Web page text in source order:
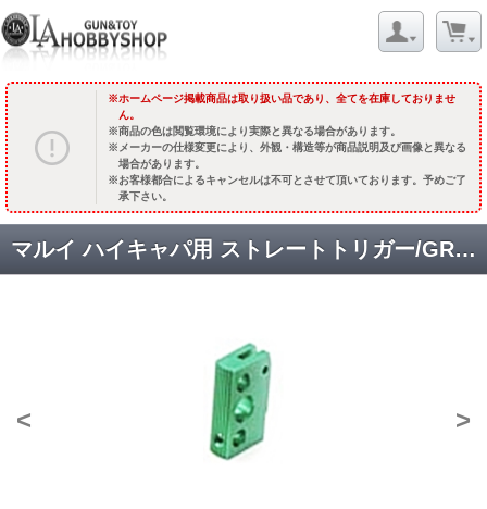
ホームページ掲載商品は取り扱い品であり、全てを在庫しておりませ
ん。
商品の色は閲覧環境により実際と異なる場合があります。
メーカーの仕様変更により、外観・構造等が商品説明及び画像と異なる
場合があります。
お客様都合によるキャンセルは不可とさせて頂いております。予めご了
承下さい。
マルイ ハイキャパ用 ストレートトリガー/GREEN [取寄:納期長]
< >